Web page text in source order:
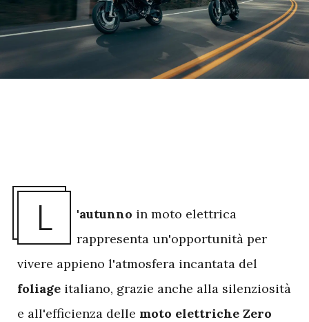
L 'autunno in moto elettrica
rappresenta un'opportunità per
vivere appieno l'atmosfera incantata del
foliage italiano, grazie anche alla silenziosità
e all'efficienza delle moto elettriche Zero